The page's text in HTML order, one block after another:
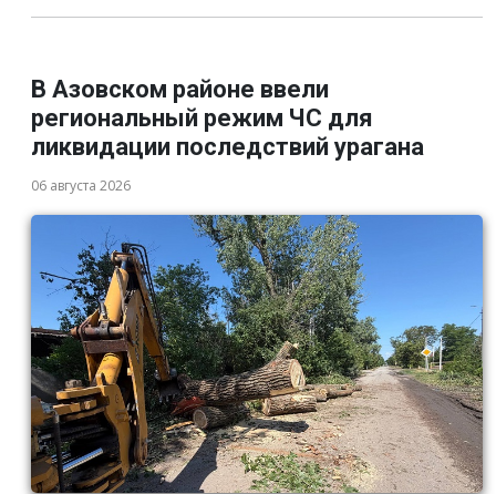
В Азовском районе ввели
региональный режим ЧС для
ликвидации последствий урагана
06 августа 2026